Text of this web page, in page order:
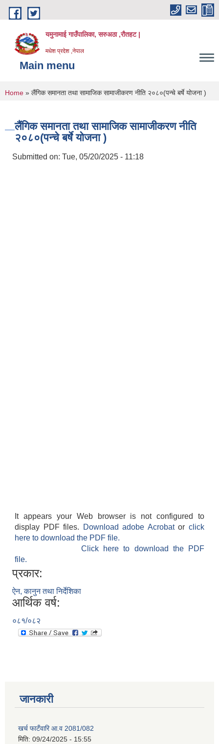
Skip to main content
यमुनामाई गाउँपालिका, सरुअठा ,रौतहट |
मधेश प्रदेश ,नेपाल
Main menu
You are here
Home » लैंगिक समानता तथा सामाजिक सामाजीकरण नीति २०८०(पन्चे बर्षे योजना )
लैंगिक समानता तथा सामाजिक सामाजीकरण नीति
२०८०(पन्चे बर्षे योजना )
Submitted on: Tue, 05/20/2025 - 11:18
It appears your Web browser is not configured to
display PDF files.
Download adobe Acrobatorclick
here to download the PDF file.
Click here to download the PDF
file.
प्रकार:
ऐन, कानुन तथा निर्देशिका
आर्थिक वर्ष:
०८१/०८२
जानकारी
खर्च फाटँवारि आ.व 2081/082
मिति: 09/24/2025 - 15:55